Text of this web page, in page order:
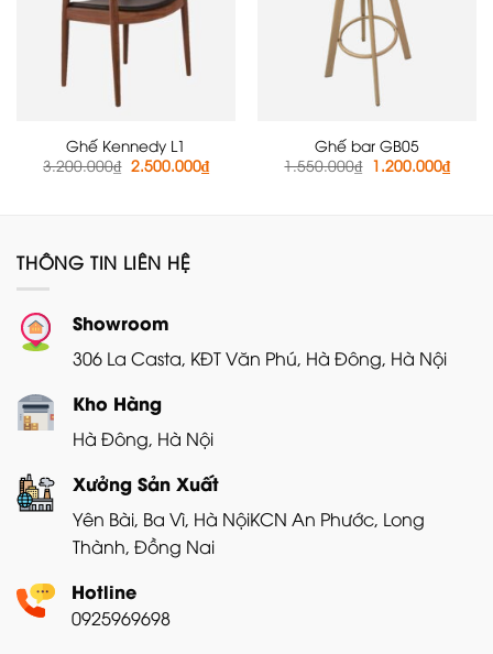
Ghế Kennedy L1
3.200.000₫ Giá
gốc
2.500.000₫Giá
hiện
Ghế bar GB05
1.550.000₫ Giá
gốc
1.200.000₫Giá
hiện
THÔNG TIN LIÊN HỆ
Showroom
306 La Casta, KĐT Văn Phú, Hà Đông, Hà Nội
Kho Hàng
Hà Đông, Hà Nội
Xưởng Sản Xuất
Yên Bài, Ba Vì, Hà NộiKCN An Phước, Long
Thành, Đồng Nai
Hotline
0925969698